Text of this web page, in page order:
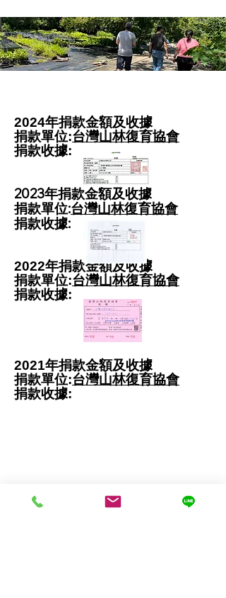
2024年捐款金額及收據
捐款單位:台灣山林復育協會
​捐款收據:
2023年捐款金額及收據
捐款單位:台灣山林復育協會​
捐款收據:
2022年捐款金額及收據
捐款單位:台灣山林復育協會​
捐款收據:
2021年捐款金額及收據
捐款單位:台灣山林復育協會
捐款收據: